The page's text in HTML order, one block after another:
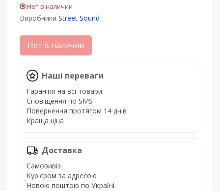
Нет в наличии
Виробники Street Sound
Нет в наличии
Наші переваги
Гарантія на всі товари
Сповіщення по SMS
Повернення протягом 14 днів
Краща ціна
Доставка
Самовивіз
Кур'єром за адресою
Новою поштою по Україні